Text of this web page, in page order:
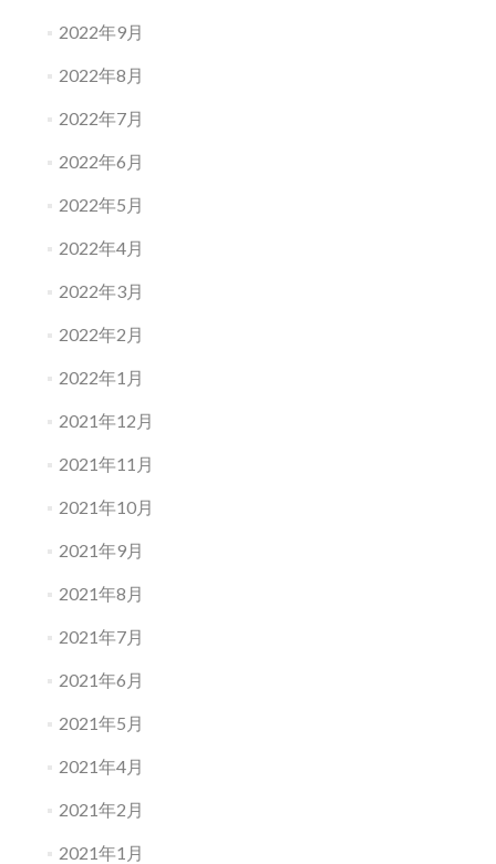
2022年9月
2022年8月
2022年7月
2022年6月
2022年5月
2022年4月
2022年3月
2022年2月
2022年1月
2021年12月
2021年11月
2021年10月
2021年9月
2021年8月
2021年7月
2021年6月
2021年5月
2021年4月
2021年2月
2021年1月